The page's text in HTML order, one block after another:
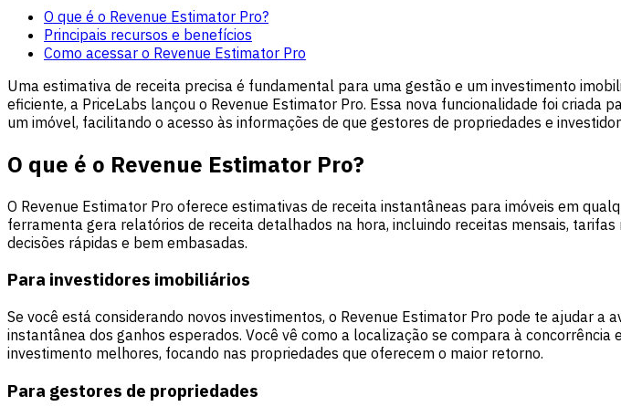
O que é o Revenue Estimator Pro?
Principais recursos e benefícios
Como acessar o Revenue Estimator Pro
Uma estimativa de receita precisa é fundamental para uma gestão e um investimento
eficiente, a PriceLabs lançou o Revenue Estimator Pro. Essa nova funcionalidade foi
um imóvel, facilitando o acesso às informações de que gestores de propriedades e
O que é o Revenue Estimator Pro?
O Revenue Estimator Pro oferece estimativas de receita instantâneas para imóveis em
ferramenta gera relatórios de receita detalhados na hora, incluindo receitas mensais,
decisões rápidas e bem embasadas.
Para investidores imobiliários
Se você está considerando novos investimentos, o Revenue Estimator Pro pode te ajudar
instantânea dos ganhos esperados. Você vê como a localização se compara à
investimento melhores, focando nas propriedades que oferecem o maior retorno.
Para gestores de propriedades